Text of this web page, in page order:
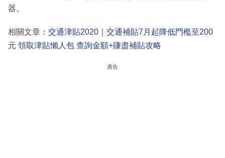
器。
相關文章： 交通津貼2020｜交通補貼7月起降低門檻至200
元 領取津貼懶人包 查詢金額+賺盡補貼攻略
廣告